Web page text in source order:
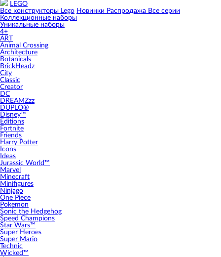
LEGO
Все конструкторы Lego Новинки Распродажа Все серии
Коллекционные наборы
Уникальные наборы
4+
ART
Animal Crossing
Architecture
Botanicals
BrickHeadz
City
Classic
Creator
DC
DREAMZzz
DUPLO®
Disney™
Editions
Fortnite
Friends
Harry Potter
Icons
Ideas
Jurassic World™
Marvel
Minecraft
Minifigures
Ninjago
One Piece
Pokemon
Sonic the Hedgehog
Speed Champions
Star Wars™
Super Heroes
Super Mario
Technic
Wicked™